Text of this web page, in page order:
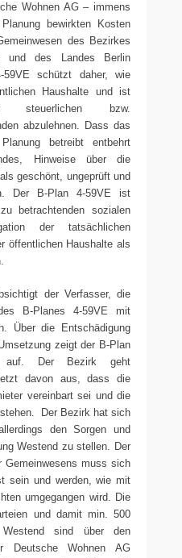
Wohnen AG – immens
bewirkten Kosten
des Bezirkes
und des Landes Berlin
59VE schützt daher, wie
Haushalte und ist
bzw.
abzulehnen. Dass das
betreibt entbehrt
Hinweise über die
geschönt, ungeprüft und
Der B-Plan 4-59VE ist
betrachtenden sozialen
der tatsächlichen
öffentlichen Haushalte als
der Verfasser, die
B-Planes 4-59VE mit
Über die Entschädigung
zeigt der B-Plan
auf. Der Bezirk geht
davon aus, dass die
vereinbart sei und die
Der Bezirk hat sich
den Sorgen und
Westend zu stellen. Der
Gemeinwesens muss sich
sein und werden, wie mit
umgegangen wird. Die
und damit min. 500
Westend sind über den
Deutsche Wohnen AG